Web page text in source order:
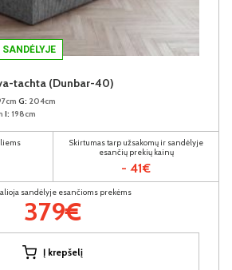
tachta (Dunbar-40)
G: 204cm
I: 198cm
Skirtumas tarp užsakomų ir sandėlyje
esančių prekių kainų
- 41€
sandėlyje esančioms prekėms
379€
Į krepšelį